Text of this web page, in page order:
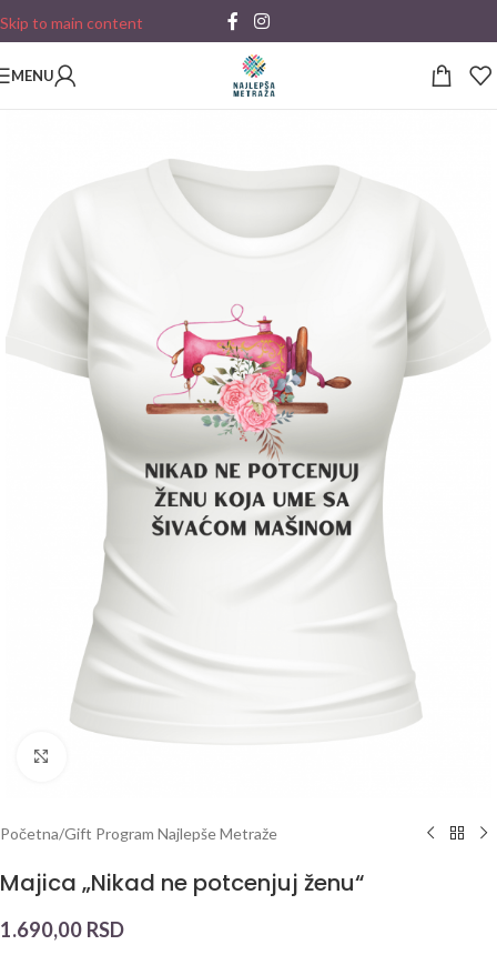
Skip to main content
MENU
Početna/Gift Program Najlepše Metraže
Majica „Nikad ne potcenjuj ženu“
1.690,00 RSD